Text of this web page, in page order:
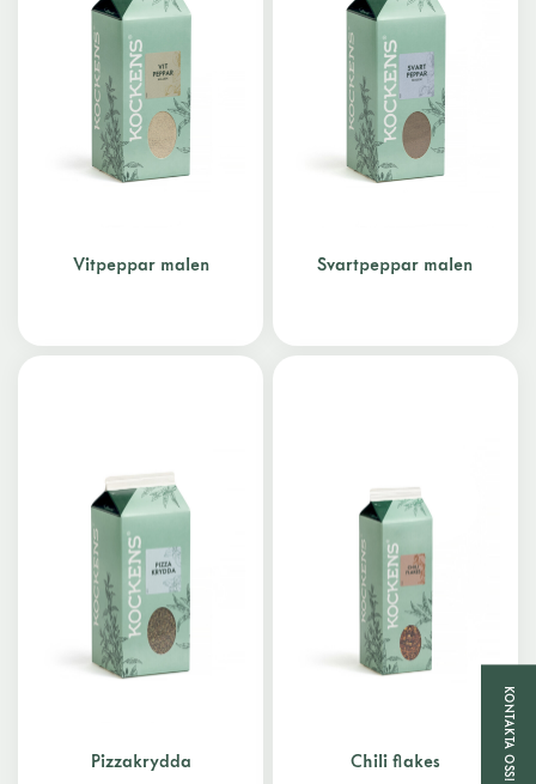
Vitpeppar malen Svartpeppar malen
Pizzakrydda Chili flakes KONTAKTA OSS!